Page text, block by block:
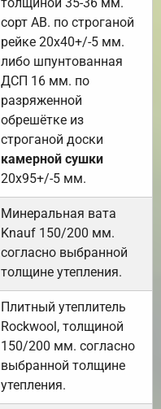
сорт АВ. по строганой
рейке 20х40+/-5 мм.
либо шпунтованная
ДСП 16 мм. по
разряженной
обрешётке из
строганой доски
камерной сушки
20х95+/-5 мм.
Минеральная вата
Knauf 150/200 мм.
согласно выбранной
толщине утепления.
Плитный утеплитель
Rockwool, толщиной
150/200 мм. согласно
выбранной толщине
утепления.